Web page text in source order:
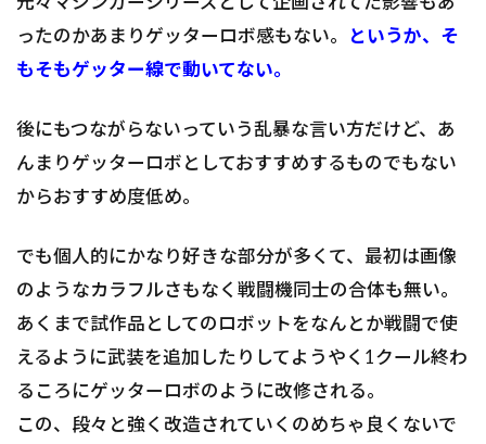
ったのかあまりゲッターロボ感もない。
というか、そ
もそもゲッター線で動いてない。
後にもつながらないっていう乱暴な言い方だけど、あ
んまりゲッターロボとしておすすめするものでもない
からおすすめ度低め。
でも個人的にかなり好きな部分が多くて、最初は画像
のようなカラフルさもなく戦闘機同士の合体も無い。
あくまで試作品としてのロボットをなんとか戦闘で使
えるように武装を追加したりしてようやく1クール終わ
るころにゲッターロボのように改修される。
この、段々と強く改造されていくのめちゃ良くないで